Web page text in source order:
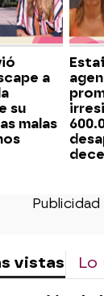
a
su
malas
vistas Lo